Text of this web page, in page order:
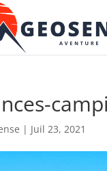
| Juil 23, 2021